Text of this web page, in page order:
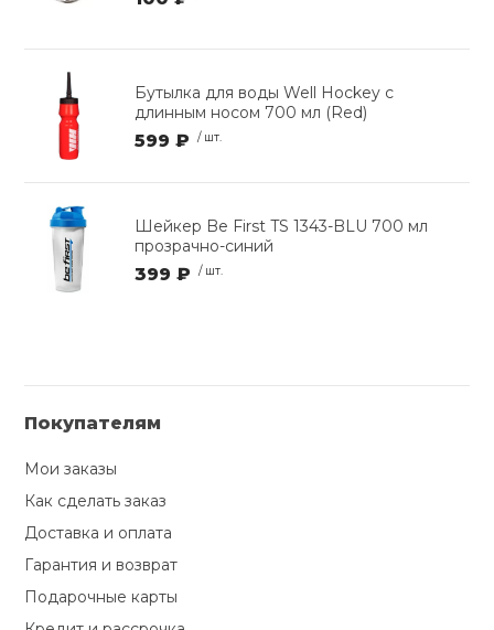
Бутылка для воды Well Hockey с
длинным носом 700 мл (Red)
599 ₽ / шт.
Шейкер Be First TS 1343-BLU 700 мл
прозрачно-синий
399 ₽ / шт.
Покупателям
Мои заказы
Как сделать заказ
Доставка и оплата
Гарантия и возврат
Подарочные карты